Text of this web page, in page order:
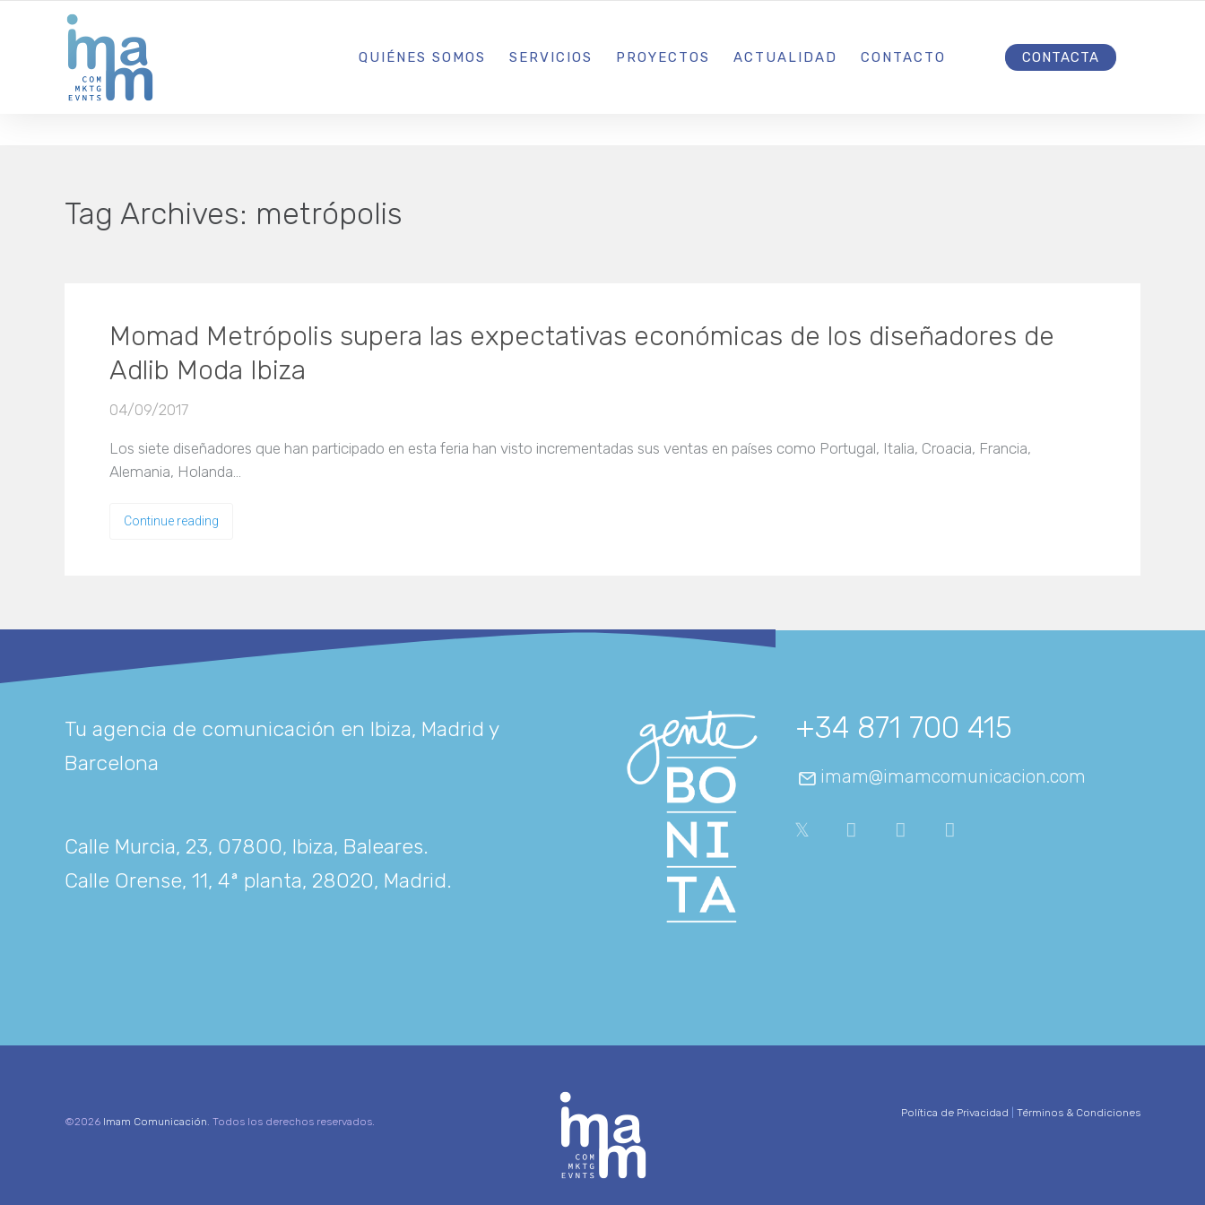
AGENCIA CREATIVA DE COMUNICACIÓN Y ESTRATEGIA DIGITAL IBIZA · MADRID · BARCELONA
QUIÉNES SOMOS SERVICIOS PROYECTOS ACTUALIDAD CONTACTO CONTACTA
Tag Archives: metrópolis
Momad Metrópolis supera las expectativas económicas de los diseñadores de
Adlib Moda Ibiza
04/09/2017
Los siete diseñadores que han participado en esta feria han visto incrementadas sus ventas en países como Portugal, Italia, Croacia, Francia,
Alemania, Holanda…
Continue reading
Tu agencia de comunicación en Ibiza, Madrid y
Barcelona
Calle Murcia, 23, 07800, Ibiza, Baleares.
Calle Orense, 11, 4ª planta, 28020, Madrid.
+34 871 700 415
imam@imamcomunicacion.com
©2026 Imam Comunicación. Todos los derechos reservados.
Política de Privacidad Términos & Condiciones